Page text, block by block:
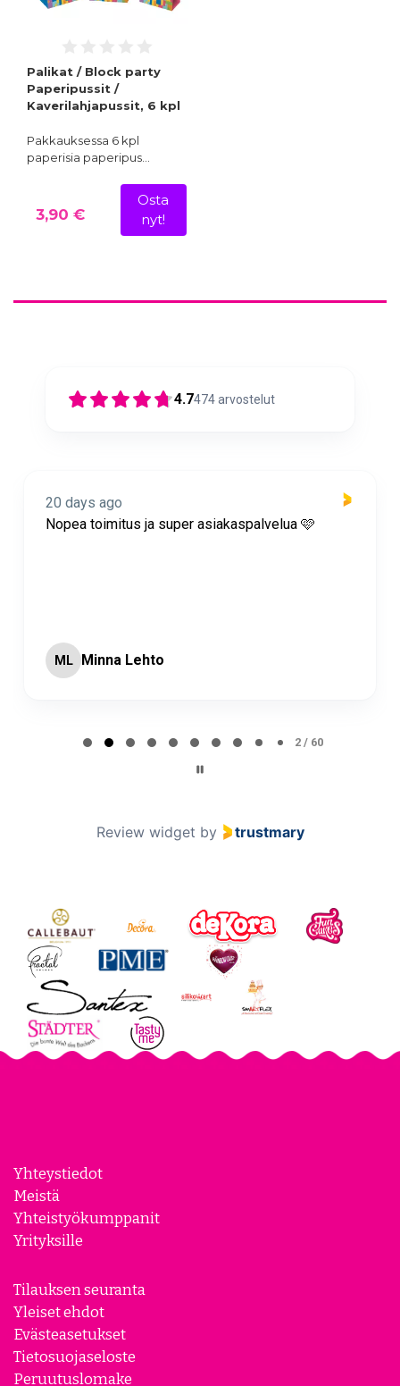
Palikat / Block party
Paperipussit /
Kaverilahjapussit, 6 kpl
Pakkauksessa 6 kpl
paperisia paperipus…
3,90 €
Osta
nyt!
4.7474arvostelut
20 days ago
Nopea toimitus ja super asiakaspalvelua 🩷
ML Minna Lehto
2 / 60
Review widget by trustmary
Yhteystiedot
Meistä
Yhteistyökumppanit
Yrityksille
Tilauksen seuranta
Yleiset ehdot
Evästeasetukset
Tietosuojaseloste
Peruutuslomake